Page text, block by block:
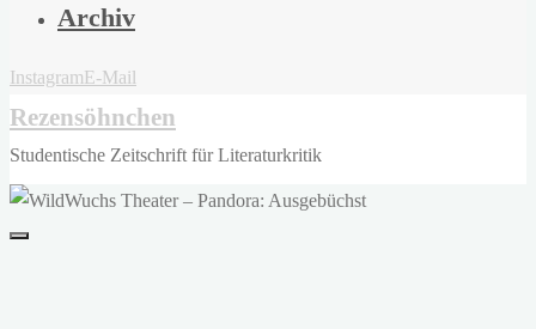
Archiv
InstagramE-Mail
Rezensöhnchen
Studentische Zeitschrift für Literaturkritik